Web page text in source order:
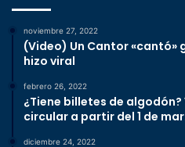
noviembre 27, 2022
(Video) Un Cantor «cantó»
hizo viral
febrero 26, 2022
¿Tiene billetes de
circular a partir del 1 de
diciembre 24, 2022